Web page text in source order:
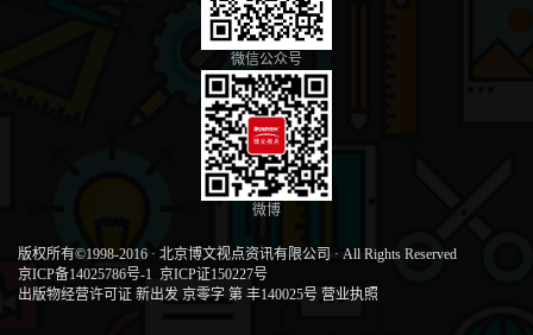
微信公众号
微博
版权所有©1998-2016 · 北京博文视点资讯有限公司 · All Rights Reserved
京ICP备14025786号-1 京ICP证150227号
出版物经营许可证 新出发 京零字 第 丰140025号 营业执照